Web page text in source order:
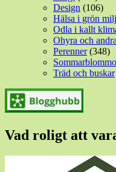
Design (106)
Hälsa i grön
Odla i kallt
Ohyra och
Perenner(348)
Träd och buskar
Vad roligt att